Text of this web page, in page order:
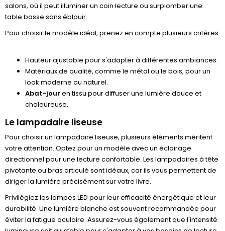
salons, où il peut illuminer un coin lecture ou surplomber une
table basse sans éblouir.
Pour choisir le modèle idéal, prenez en compte plusieurs critères
:
Hauteur ajustable pour s'adapter à différentes ambiances.
Matériaux de qualité, comme le métal ou le bois, pour un
look moderne ou naturel.
Abat-jour en tissu pour diffuser une lumière douce et
chaleureuse.
Le lampadaire liseuse
Pour choisir un lampadaire liseuse, plusieurs éléments méritent
votre attention. Optez pour un modèle avec un éclairage
directionnel pour une lecture confortable. Les lampadaires à tête
pivotante ou bras articulé sont idéaux, car ils vous permettent de
diriger la lumière précisément sur votre livre.
Privilégiez les lampes LED pour leur efficacité énergétique et leur
durabilité. Une lumière blanche est souvent recommandée pour
éviter la fatigue oculaire. Assurez-vous également que l'intensité